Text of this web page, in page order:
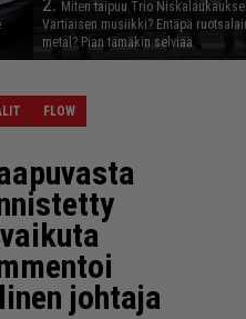
Miten taipuu Trio
Vartiaisen musiikki? Entäpä
metal? Pian tämäkin selviää
FLOW
johtaja